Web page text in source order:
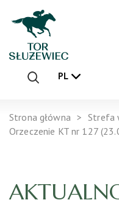
PL
Strona główna Strefa
Orzeczenie KT nr 127